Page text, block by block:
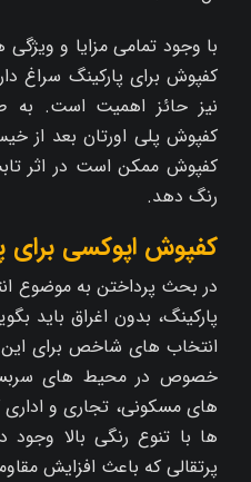
با وجود تمامی مزایا و
کفپوش برای پارکینگ سراغ
نیز حائز اهمیت است.
کفپوش پلی اورتان بعد از
کفپوش ممکن است در اثر
رنگ دهد.
کفپوش اپوکسی برای
در بحث پرداختن به موضوع
پارکینگ، بدون اغراق باید
انتخاب‌ های شاخص برای
خصوص در محیط‌ های
های مسکونی، تجاری و اداری
ها با تنوع رنگی بالا
پرتقالی که باعث افزایش